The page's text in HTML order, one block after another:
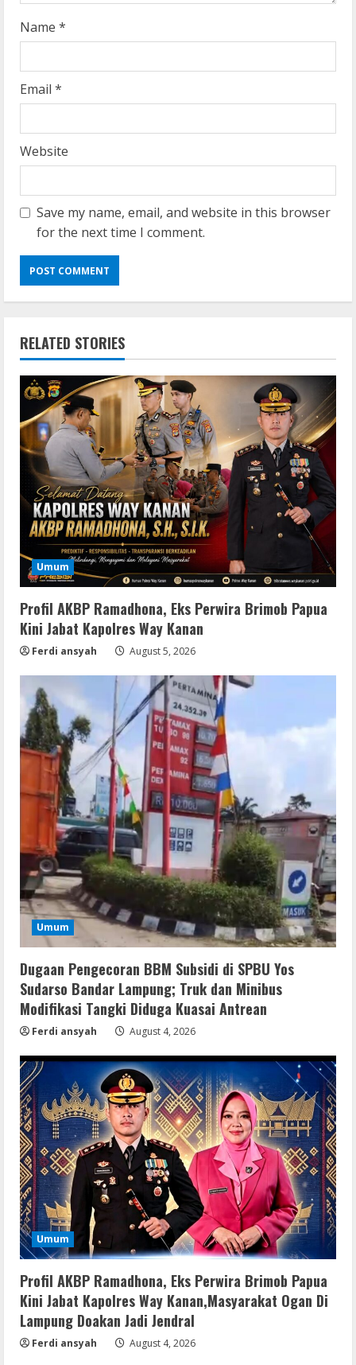
g
Name *
Email *
Website
Save my name, email, and website in this browser
for the next time I comment.
RELATED STORIES
Umum
Profil AKBP Ramadhona, Eks Perwira Brimob Papua
Kini Jabat Kapolres Way Kanan
Ferdi ansyah August 5, 2026
Umum
Dugaan Pengecoran BBM Subsidi di SPBU Yos
Sudarso Bandar Lampung; Truk dan Minibus
Modifikasi Tangki Diduga Kuasai Antrean
Ferdi ansyah August 4, 2026
Umum
Profil AKBP Ramadhona, Eks Perwira Brimob Papua
Kini Jabat Kapolres Way Kanan,Masyarakat Ogan Di
Lampung Doakan Jadi Jendral
Ferdi ansyah August 4, 2026
2
Serialers
Lotto Pro Crack exe (x86-x64) Latest
August 6, 2026
3
VL
Office 2024 Mondo Lite Installer EXE
Account-Free Setup Frее Download
To𝚛rent
August 5, 2026
4
Remux
OK! Madam: Bon Voyage 2026 Pre-
DVDRip Updated Audio Magnet
August 5, 2026
5
VL
Microsoft 365 Home & Business With
August 5, 2026
VL
Office 2019 x86 Setup ENG Frее